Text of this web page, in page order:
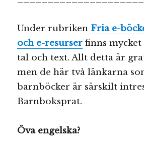
Under rubriken Fria e-
och e-resurser finns
tal och text. Allt detta är
men de här två länkarna
barnböcker är särskilt
Barnboksprat.
Öva engelska?